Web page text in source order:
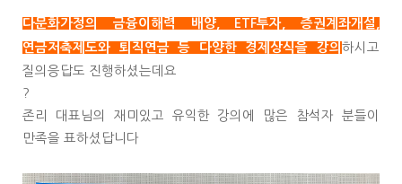
다문화가정의 금융이해력 배양, ETF투자, 증권계좌개설,
연금저축제도와 퇴직연금 등 다양한 경제상식을 강의 하시고
질의응답도 진행하셨는데요
?
존리 대표님의 재미있고 유익한 강의에 많은 참석자 분들이
만족을 표하셨답니다